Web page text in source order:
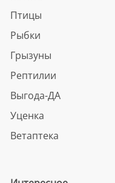
Птицы
Рыбки
Грызуны
Рептилии
Выгода-ДА
Уценка
Ветаптека